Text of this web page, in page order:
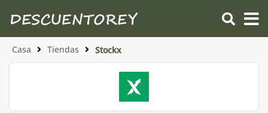
Casa Tiendas Stockx